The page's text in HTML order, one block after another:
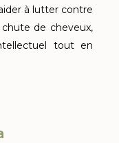
à lutter contre
de cheveux,
tout en